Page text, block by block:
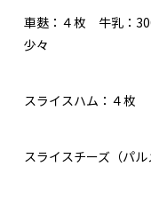
車麩：４枚 牛乳：
少々
スライスハム：４枚
スライスチーズ（パ